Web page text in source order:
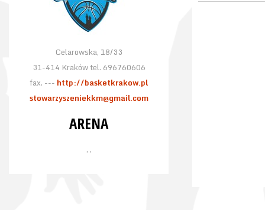
Celarowska, 18/33
31-414 Kraków tel. 696760606
fax. --- http://basketkrakow.pl
stowarzyszeniekkm@gmail.com
ARENA
, ,